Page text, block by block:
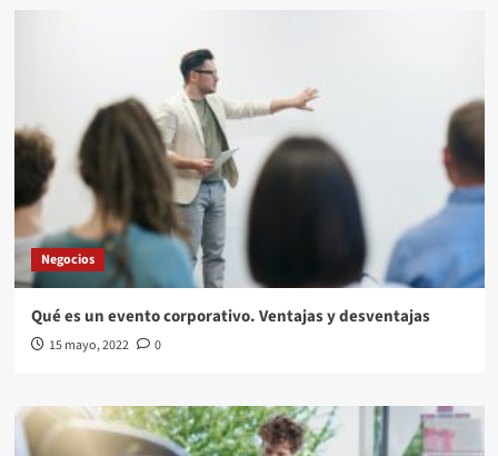
Negocios
Qué es un evento corporativo. Ventajas y desventajas
15 mayo, 2022 0